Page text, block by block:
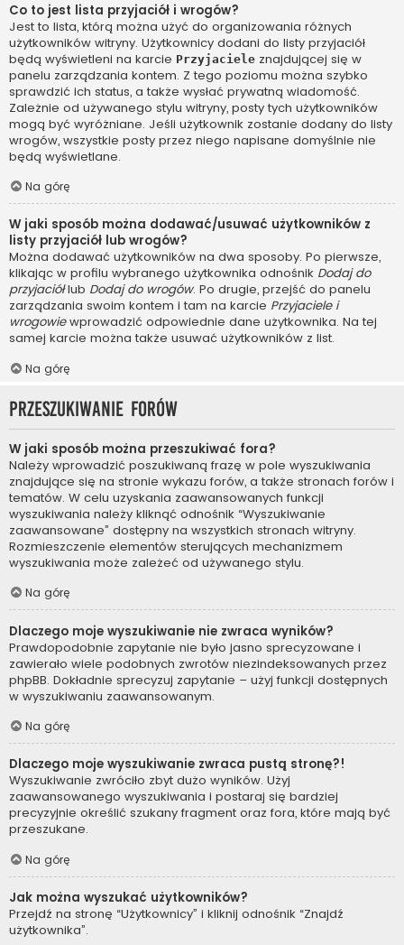
Co to jest lista przyjaciół i wrogów?
Jest to lista, którą można użyć do organizowania różnych
użytkowników witryny. Użytkownicy dodani do listy przyjaciół
będą wyświetleni na karcie Przyjaciele znajdującej się w
panelu zarządzania kontem. Z tego poziomu można szybko
sprawdzić ich status, a także wysłać prywatną wiadomość.
Zależnie od używanego stylu witryny, posty tych użytkowników
mogą być wyróżniane. Jeśli użytkownik zostanie dodany do listy
wrogów, wszystkie posty przez niego napisane domyślnie nie
będą wyświetlane.
Na górę
W jaki sposób można dodawać/usuwać użytkowników z
listy przyjaciół lub wrogów?
Można dodawać użytkowników na dwa sposoby. Po pierwsze,
klikając w profilu wybranego użytkownika odnośnik Dodaj do
przyjaciółlub Dodaj do wrogów. Po drugie, przejść do panelu
zarządzania swoim kontem i tam na karcie Przyjaciele i
wrogowiewprowadzić odpowiednie dane użytkownika. Na tej
samej karcie można także usuwać użytkowników z list.
Na górę
Przeszukiwanie forów
W jaki sposób można przeszukiwać fora?
Należy wprowadzić poszukiwaną frazę w pole wyszukiwania
znajdujące się na stronie wykazu forów, a także stronach forów i
tematów. W celu uzyskania zaawansowanych funkcji
wyszukiwania należy kliknąć odnośnik “Wyszukiwanie
zaawansowane” dostępny na wszystkich stronach witryny.
Rozmieszczenie elementów sterujących mechanizmem
wyszukiwania może zależeć od używanego stylu.
Na górę
Dlaczego moje wyszukiwanie nie zwraca wyników?
Prawdopodobnie zapytanie nie było jasno sprecyzowane i
zawierało wiele podobnych zwrotów niezindeksowanych przez
phpBB. Dokładnie sprecyzuj zapytanie – użyj funkcji dostępnych
w wyszukiwaniu zaawansowanym.
Na górę
Dlaczego moje wyszukiwanie zwraca pustą stronę?!
Wyszukiwanie zwróciło zbyt dużo wyników. Użyj
zaawansowanego wyszukiwania i postaraj się bardziej
precyzyjnie określić szukany fragment oraz fora, które mają być
przeszukane.
Na górę
Jak można wyszukać użytkowników?
Przejdź na stronę “Użytkownicy” i kliknij odnośnik “Znajdź
użytkownika”.